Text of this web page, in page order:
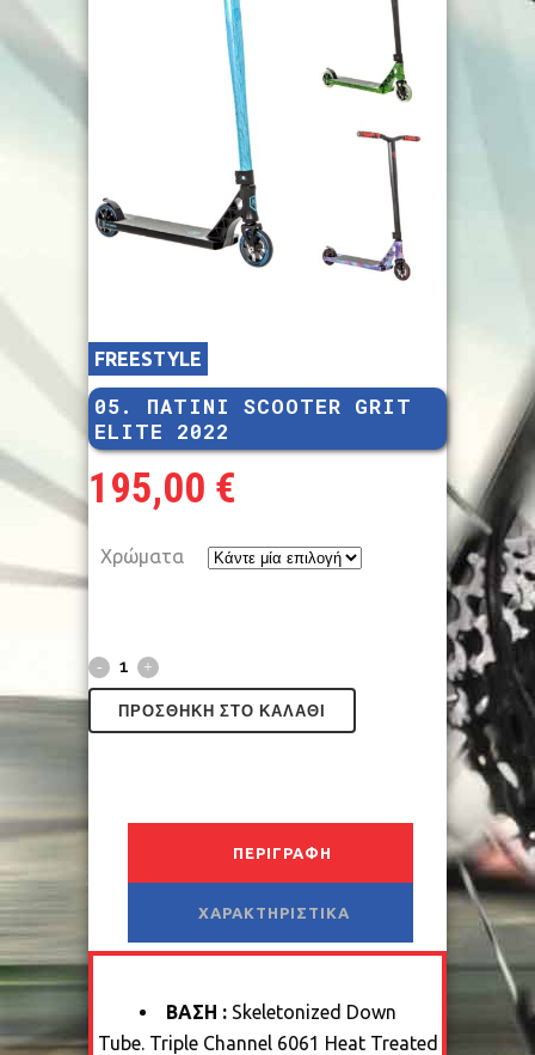
FREESTYLE
05. ΠΑΤΙΝΙ SCOOTER GRIT
ELITE 2022
195,00 €
Χρώματα
ΠΡΟΣΘΉΚΗ ΣΤΟ ΚΑΛΆΘΙ
ΠΕΡΙΓΡΑΦΉ
ΧΑΡΑΚΤΗΡΙΣΤΙΚΆ
ΒΑΣΗ :Skeletonized Down
Tube. Triple Channel 6061 Heat Treated